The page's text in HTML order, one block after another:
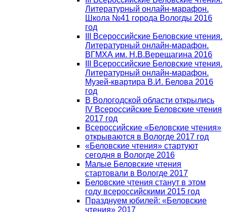
Литературный онлайн-марафон.
Школа №41 города Вологды 2016
год
III Всероссийские Беловские чтения.
Литературный онлайн-марафон.
ВГМХА им. Н.В.Верещагина 2016
III Всероссийские Беловские чтения.
Литературный онлайн-марафон.
Музей-квартира В.И. Белова 2016
год
В Вологодской области открылись
IV Всероссийские Беловские чтения
2017 год
Всероссийские «Беловские чтения»
открываются в Вологде 2017 год
«Беловские чтения» стартуют
сегодня в Вологде 2016
Малые Беловские чтения
стартовали в Вологде 2017
Беловские чтения станут в этом
году всероссийскими 2015 год
Празднуем юбилей: «Беловские
чтения» 2017